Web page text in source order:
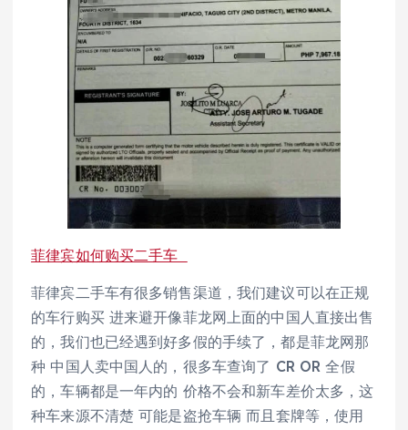
菲律宾如何购买二手车
菲律宾二手车有很多销售渠道，我们建议可以在正规
的车行购买 进来避开像菲龙网上面的中国人直接出售
的，我们也已经遇到好多假的手续了，都是菲龙网那
种 中国人卖中国人的，很多车查询了 CR OR 全假
的，车辆都是一年内的 价格不会和新车差价太多，这
种车来源不清楚 可能是盗抢车辆 而且套牌等，使用